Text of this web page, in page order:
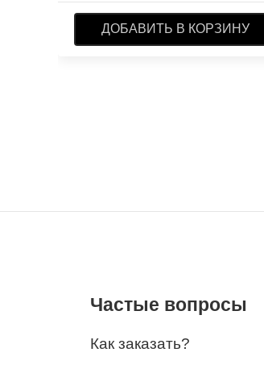
ДОБАВИТЬ В КОРЗИНУ
Частые вопросы
Как заказать?